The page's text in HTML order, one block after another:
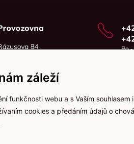
84
Po
záleží
funkčnosti webu a s Vaším
cookies a předáním údajů o